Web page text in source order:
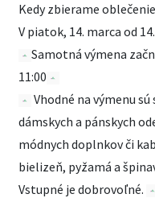
Kedy zbierame oblečenie
V piatok, 14. marca od
Samotná výmena
11:00
Vhodné na výmenu
dámskych a pánskych
módnych doplnkov či
bielizeň, pyžamá a
Vstupné je dobrovoľné.